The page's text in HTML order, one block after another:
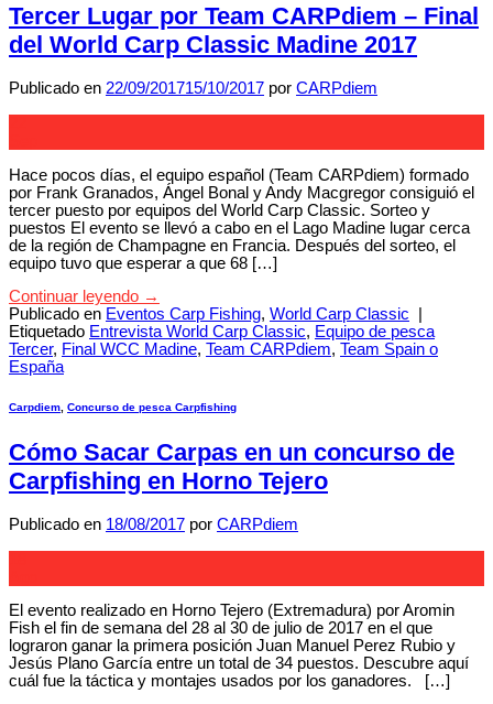
Tercer Lugar por Team CARPdiem – Final
del World Carp Classic Madine 2017
Publicado en 22/09/201715/10/2017 por CARPdiem
Hace pocos días, el equipo español (Team CARPdiem) formado
por Frank Granados, Ángel Bonal y Andy Macgregor consiguió el
tercer puesto por equipos del World Carp Classic. Sorteo y
puestos El evento se llevó a cabo en el Lago Madine lugar cerca
de la región de Champagne en Francia. Después del sorteo, el
equipo tuvo que esperar a que 68 […]
Continuar leyendo →
Publicado en Eventos Carp Fishing, World Carp Classic
Etiquetado Entrevista World Carp Classic, Equipo de pesca
Tercer, Final WCC Madine, Team CARPdiem, Team Spain o
España
Carpdiem Concurso de pesca Carpfishing
Cómo Sacar Carpas en un concurso de
Carpfishing en Horno Tejero
Publicado en 18/08/2017 por CARPdiem
El evento realizado en Horno Tejero (Extremadura) por Aromin
Fish el fin de semana del 28 al 30 de julio de 2017 en el que
lograron ganar la primera posición Juan Manuel Perez Rubio y
Jesús Plano García entre un total de 34 puestos. Descubre aquí
cuál fue la táctica y montajes usados por los ganadores. […]